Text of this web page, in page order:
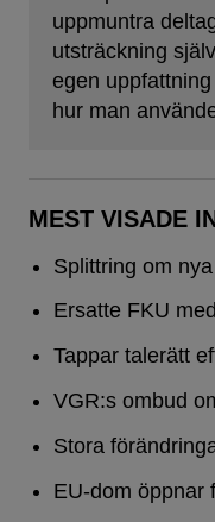
uppmuntra
utsträckning
egen
hur man
MEST VISADE
Splittring om
Ersatte FKU
Tappar talerätt
VGR:s ombud
Stora
EU-dom öppnar